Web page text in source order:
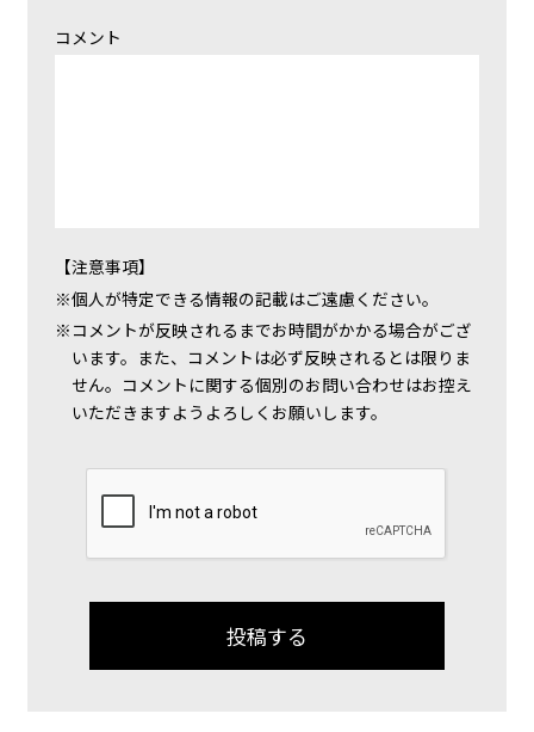
コメント
【注意事項】
個人が特定できる情報の記載はご遠慮ください。
コメントが反映されるまでお時間がかかる場合がござ
います。また、コメントは必ず反映されるとは限りま
せん。コメントに関する個別のお問い合わせはお控え
いただきますようよろしくお願いします。